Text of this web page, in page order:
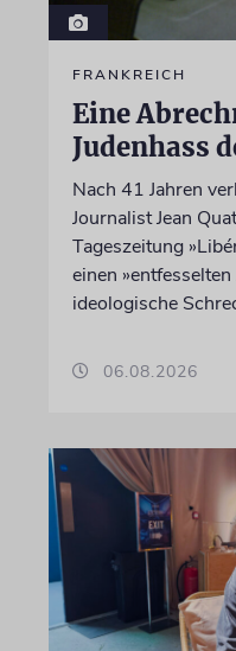
FRANKREICH
Eine
Judenhass
Nach 41 Jahren
Journalist Jean
Tageszeitung
einen
ideologische
06.08.2026